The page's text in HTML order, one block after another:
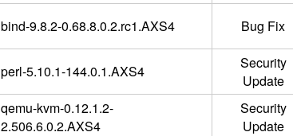
bind-9.8.2-0.68.8.0.2.rc1.AXS4 Bug Fix
perl-5.10.1-144.0.1.AXS4
Security
Update
qemu-kvm-0.12.1.2-
2.506.6.0.2.AXS4
Security
Update